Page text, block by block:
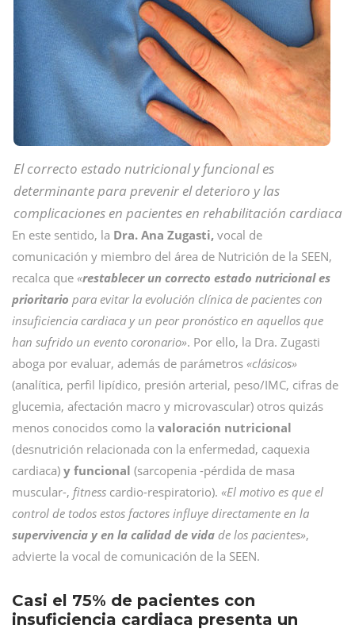
El correcto estado nutricional y funcional es
determinante para prevenir el deterioro y las
complicaciones en pacientes en rehabilitación cardiaca
En este sentido, la Dra. Ana Zugasti, vocal de
comunicación y miembro del área de Nutrición de la SEEN,
recalca que «restablecer un correcto estado nutricional es
prioritario para evitar la evolución clínica de pacientes con
insuficiencia cardiaca y un peor pronóstico en aquellos que
han sufrido un evento coronario». Por ello, la Dra. Zugasti
aboga por evaluar, además de parámetros «clásicos»
(analítica, perfil lipídico, presión arterial, peso/IMC, cifras de
glucemia, afectación macro y microvascular) otros quizás
menos conocidos como la valoración nutricional
(desnutrición relacionada con la enfermedad, caquexia
cardiaca) y funcional (sarcopenia -pérdida de masa
muscular-, fitness cardio-respiratorio). «El motivo es que el
control de todos estos factores influye directamente en la
supervivencia y en la calidad de vida de los pacientes»,
advierte la vocal de comunicación de la SEEN.
Casi el 75% de pacientes con
insuficiencia cardiaca presenta un